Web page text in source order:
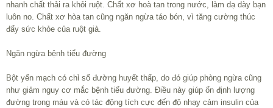
nhanh chất thải ra khỏi ruột. Chất xơ hoà tan trong nước, làm dạ dày bạn
luôn no. Chất xơ hòa tan cũng ngăn ngừa táo bón, vì tăng cường thúc
đẩy sức khỏe của ruột già.
Ngăn ngừa bệnh tiểu đường
Bột yến mạch có chỉ số đường huyết thấp, do đó giúp phòng ngừa cũng
như giảm nguy cơ mắc bệnh tiểu đường. Điều này giúp ổn định lượng
đường trong máu và có tác động tích cực đến độ nhạy cảm insulin của